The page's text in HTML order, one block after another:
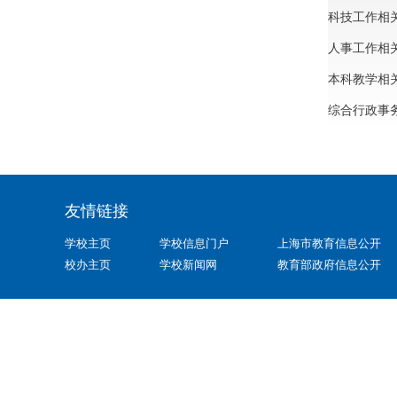
科技工作相
人事工作相
本科教学相
综合行政事
友情链接
学校主页 学校信息门户
上海市教育信息公开
校办主页
学校新闻网 教育部政府信息公开